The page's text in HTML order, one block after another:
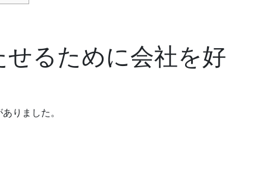
るために会社を好
りました。